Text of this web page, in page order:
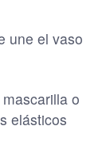
une el vaso
o
elásticos